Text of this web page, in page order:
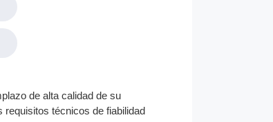
de alta calidad de su
requisitos técnicos de fiabilidad